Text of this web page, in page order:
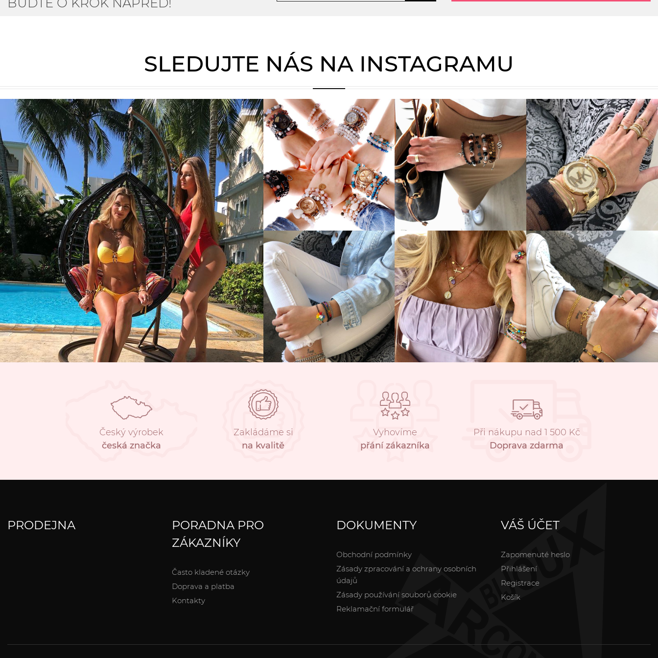
SLEDUJTE NÁS NA INSTAGRAMU
Český výrobek
česká značka
Zakládáme si
na kvalitě
Vyhovíme
přání zákazníka
Při nákupu nad 1 500 Kč
Doprava zdarma
PRODEJNA
PORADNA PRO
ZÁKAZNÍKY
Často kladené otázky
Doprava a platba
Kontakty
DOKUMENTY
Obchodní podmínky
Zásady zpracování a ochrany osobních
údajů
Zásady používání souborů cookie
Reklamační formulář
VÁŠ ÚČET
Zapomenuté heslo
Přihlášení
Registrace
Košík